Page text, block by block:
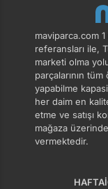
maviparca.com
referansları ile,
marketi olma
parçalarının
yapabilme
her daim en
etme ve satışı
mağaza
vermektedir.